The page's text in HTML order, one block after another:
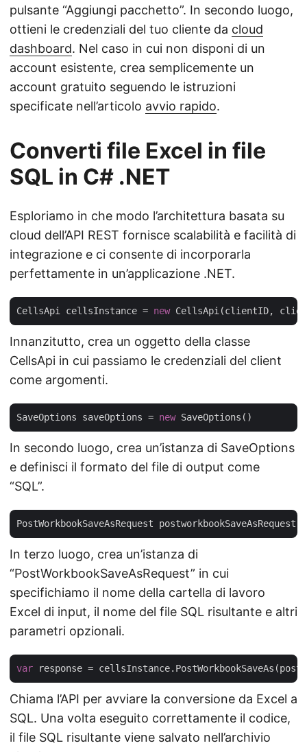
pulsante “Aggiungi pacchetto”. In secondo luogo,
ottieni le credenziali del tuo cliente da cloud
dashboard. Nel caso in cui non disponi di un
account esistente, crea semplicemente un
account gratuito seguendo le istruzioni
specificate nell’articolo avvio rapido.
Converti file Excel in file
SQL in C# .NET
Esploriamo in che modo l’architettura basata su
cloud dell’API REST fornisce scalabilità e facilità di
integrazione e ci consente di incorporarla
perfettamente in un’applicazione .NET.
CellsApi cellsInstance = new
Innanzitutto, crea un oggetto della classe
CellsApi in cui passiamo le credenziali del client
come argomenti.
SaveOptions saveOptions = new
In secondo luogo, crea un’istanza di SaveOptions
e definisci il formato del file di output come
“SQL”.
PostWorkbookSaveAsRequest postworkbookSaveAsRequest
In terzo luogo, crea un’istanza di
“PostWorkbookSaveAsRequest” in cui
specifichiamo il nome della cartella di lavoro
Excel di input, il nome del file SQL risultante e altri
parametri opzionali.
var
Chiama l’API per avviare la conversione da Excel a
SQL. Una volta eseguito correttamente il codice,
il file SQL risultante viene salvato nell’archivio